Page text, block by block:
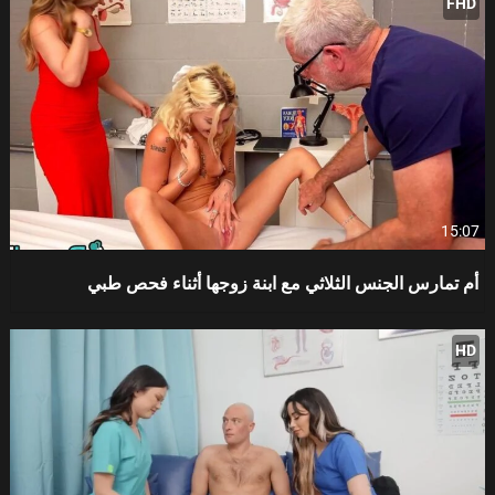
15:07
أم تمارس الجنس الثلاثي مع ابنة زوجها أثناء فحص طبي
HD